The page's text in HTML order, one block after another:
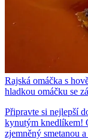
Rajská omáčka s
hladkou omáčku se
Připravte si nejlepší
kynutým knedlíkem!
zjemněný smetanou